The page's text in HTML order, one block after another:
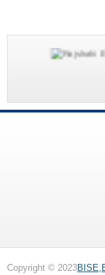
Copyright © 2023